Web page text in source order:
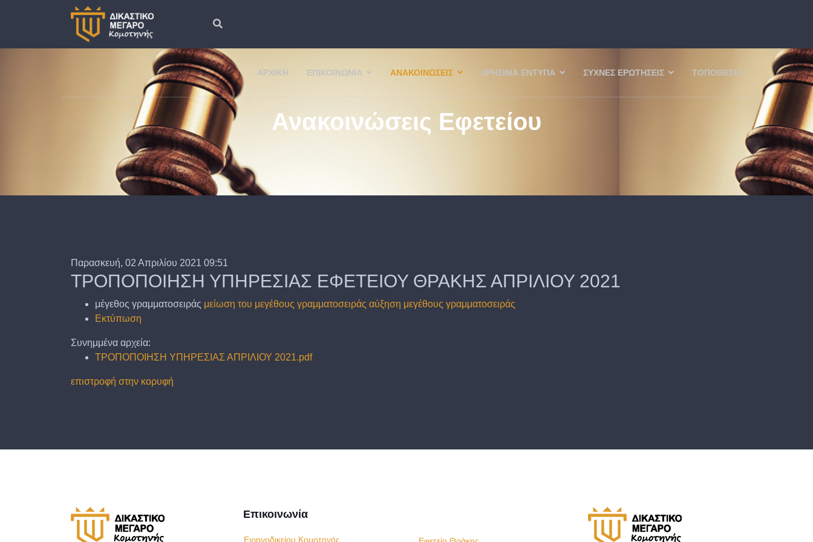
ΑΡΧΙΚΉ ΕΠΙΚΟΙΝΩΝΊΑ ΑΝΑΚΟΙΝΏΣΕΙΣ ΧΡΉΣΙΜΑ ΈΝΤΥΠΑ ΣΥΧΝΈΣ ΕΡΩΤΉΣΕΙΣ ΤΟΠΟΘΕΣΊΑ
Ανακοινώσεις Εφετείου
Παρασκευή, 02 Απριλίου 2021 09:51
ΤΡΟΠΟΠΟΙΗΣΗ ΥΠΗΡΕΣΙΑΣ ΕΦΕΤΕΙΟΥ ΘΡΑΚΗΣ ΑΠΡΙΛΙΟΥ 2021
μέγεθος γραμματοσειράς μείωση του μεγέθους γραμματοσειράς αύξηση μεγέθους γραμματοσειράς
Εκτύπωση
Συνημμένα αρχεία:
ΤΡΟΠΟΠΟΙΗΣΗ ΥΠΗΡΕΣΙΑΣ ΑΠΡΙΛΙΟΥ 2021.pdf
επιστροφή στην κορυφή
Επικοινωνία
Ειρηνοδικείου Κομοτηνής